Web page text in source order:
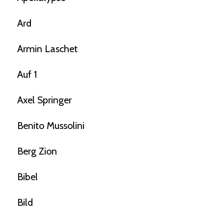
Ard
Armin Laschet
Auf 1
Axel Springer
Benito Mussolini
Berg Zion
Bibel
Bild